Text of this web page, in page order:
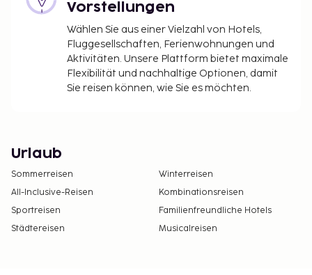
Vorstellungen
Wählen Sie aus einer Vielzahl von Hotels,
Fluggesellschaften, Ferienwohnungen und
Aktivitäten. Unsere Plattform bietet maximale
Flexibilität und nachhaltige Optionen, damit
Sie reisen können, wie Sie es möchten.
Urlaub
Sommerreisen
Winterreisen
All-Inclusive-Reisen
Kombinationsreisen
Sportreisen
Familienfreundliche Hotels
Städtereisen
Musicalreisen